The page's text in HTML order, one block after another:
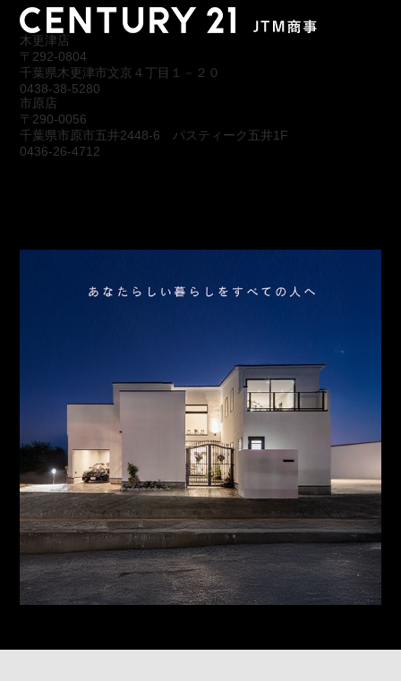
木更津店
〒292-0804
千葉県木更津市文京４丁目１－２０
0438-38-5280
市原店
〒290-0056
千葉県市原市五井2448-6 パスティーク五井1F
0436-26-4712